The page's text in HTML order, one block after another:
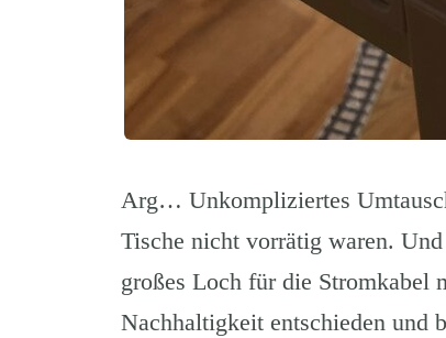
Arg… Unkompliziertes
Tische nicht vorrätig waren.
großes Loch für die Stromkabel
Nachhaltigkeit entschieden und